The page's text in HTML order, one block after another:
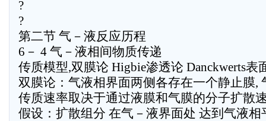
?
?
第二节 气－液反应历程
6－ 4 气－液相间物质传递
传质模型,双膜论 Higbie渗透论 Danckwerts表
双膜论：气液相界面两侧各存在一个静止膜,
传质速率取决于通过液膜和气膜的分子扩散
假设：扩散组分 在气－液界面处 达到气液相